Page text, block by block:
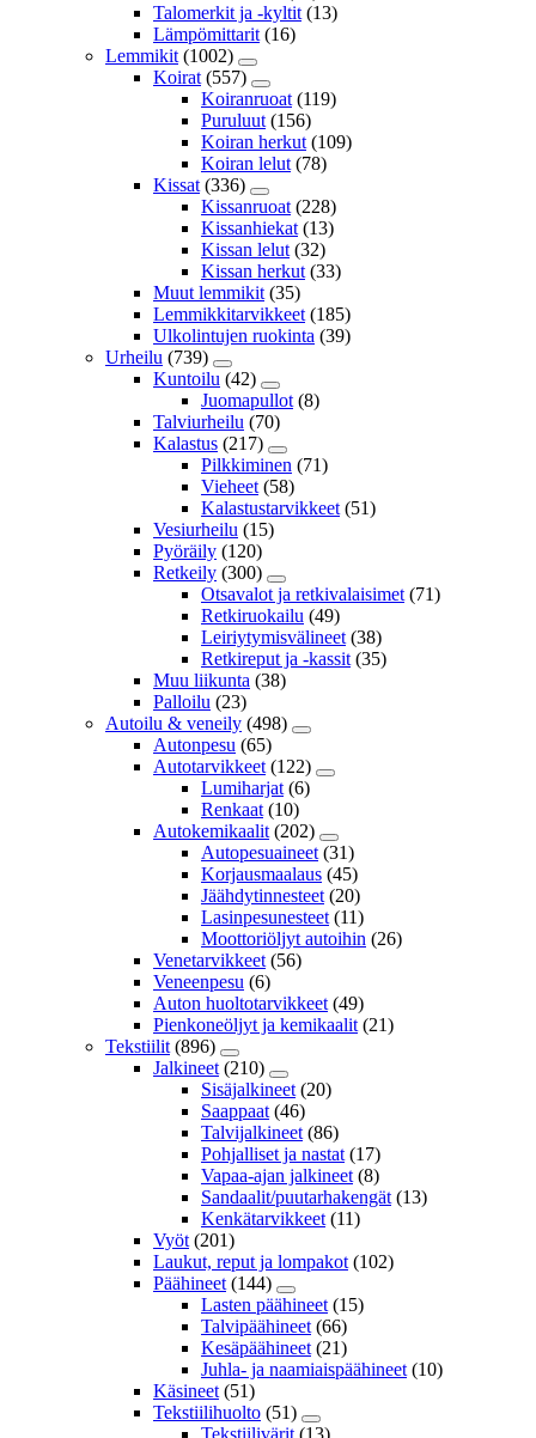
Talomerkit ja -kyltit (13)
Lämpömittarit (16)
Lemmikit (1002)
Koirat (557)
Koiranruoat (119)
Puruluut (156)
Koiran herkut (109)
Koiran lelut (78)
Kissat (336)
Kissanruoat (228)
Kissanhiekat (13)
Kissan lelut (32)
Kissan herkut (33)
Muut lemmikit (35)
Lemmikkitarvikkeet (185)
Ulkolintujen ruokinta (39)
Urheilu (739)
Kuntoilu (42)
Juomapullot (8)
Talviurheilu (70)
Kalastus (217)
Pilkkiminen (71)
Vieheet (58)
Kalastustarvikkeet (51)
Vesiurheilu (15)
Pyöräily (120)
Retkeily (300)
Otsavalot ja retkivalaisimet (71)
Retkiruokailu (49)
Leiriytymisvälineet (38)
Retkireput ja -kassit (35)
Muu liikunta (38)
Palloilu (23)
Autoilu & veneily (498)
Autonpesu (65)
Autotarvikkeet (122)
Lumiharjat (6)
Renkaat (10)
Autokemikaalit (202)
Autopesuaineet (31)
Korjausmaalaus (45)
Jäähdytinnesteet (20)
Lasinpesunesteet (11)
Moottoriöljyt autoihin (26)
Venetarvikkeet (56)
Veneenpesu (6)
Auton huoltotarvikkeet (49)
Pienkoneöljyt ja kemikaalit (21)
Tekstiilit (896)
Jalkineet (210)
Sisäjalkineet (20)
Saappaat (46)
Talvijalkineet (86)
Pohjalliset ja nastat (17)
Vapaa-ajan jalkineet (8)
Sandaalit/puutarhakengät (13)
Kenkätarvikkeet (11)
Vyöt (201)
Laukut, reput ja lompakot (102)
Päähineet (144)
Lasten päähineet (15)
Talvipäähineet (66)
Kesäpäähineet (21)
Juhla- ja naamiaispäähineet (10)
Käsineet (51)
Tekstiilihuolto (51)